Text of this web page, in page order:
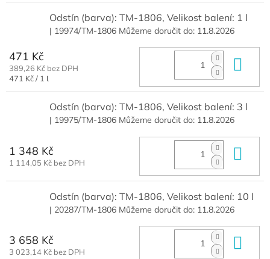
Odstín (barva): TM-1806, Velikost balení: 1 l
| 19974/TM-1806 Můžeme doručit do: 11.8.2026
471 Kč
389,26 Kč bez DPH
Měrná
471 Kč / 1 l
Odstín (barva): TM-1806, Velikost balení: 3 l
| 19975/TM-1806 Můžeme doručit do: 11.8.2026
1 348 Kč
1 114,05 Kč bez DPH
Odstín (barva): TM-1806, Velikost balení: 10 l
| 20287/TM-1806 Můžeme doručit do: 11.8.2026
3 658 Kč
3 023,14 Kč bez DPH